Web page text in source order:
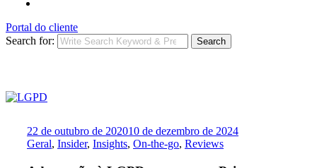
Portal do cliente
Search for:
Search
22 de outubro de 202010 de dezembro de 2024
Geral, Insider, Insights, On-the-go, Reviews